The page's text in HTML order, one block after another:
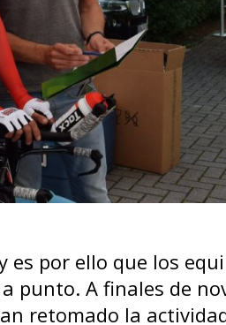
es por ello que los
punto. A finales de
retomado la